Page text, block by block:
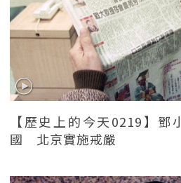
【歷史上的今天0219】
國 北京實施戒嚴